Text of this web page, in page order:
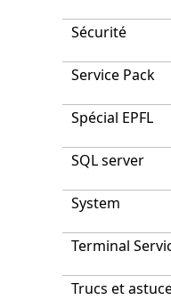
Sécurité
Service Pack
Spécial EPFL
SQL server
System
Terminal
Trucs et